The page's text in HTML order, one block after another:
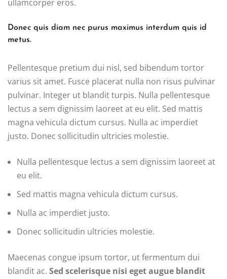
ullamcorper eros.
Donec quis diam nec purus maximus interdum quis id
metus.
Pellentesque pretium dui nisl, sed bibendum tortor
varius sit amet. Fusce placerat nulla non risus pulvinar
pulvinar. Integer ut blandit turpis. Nulla pellentesque
lectus a sem dignissim laoreet at eu elit. Sed mattis
magna vehicula dictum cursus. Nulla ac imperdiet
justo. Donec sollicitudin ultricies molestie.
Nulla pellentesque lectus a sem dignissim laoreet at
eu elit.
Sed mattis magna vehicula dictum cursus.
Nulla ac imperdiet justo.
Donec sollicitudin ultricies molestie.
Maecenas congue ipsum tortor, ut fermentum dui
blandit ac. Sed scelerisque nisi eget augue blandit